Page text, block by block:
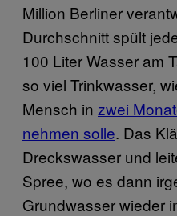
Million Berliner
Durchschnitt spült
100 Liter Wasser am
so viel Trinkwasser,
Mensch in zwei
nehmen solle. Das
Dreckswasser und
Spree, wo es dann
Grundwasser wieder